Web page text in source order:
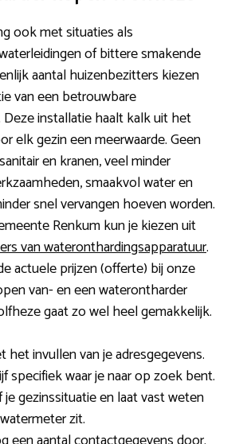
ook met situaties als
of bittere smakende
aantal huizenbezitters kiezen
van een betrouwbare
installatie haalt kalk uit het
elk gezin een meerwaarde. Geen
en kranen, veel minder
smaakvol water en
snel vervangen hoeven worden.
Renkum kun je kiezen uit
van wateronthardingsapparatuur.
actuele prijzen (offerte) bij onze
van- en een waterontharder
gaat zo wel heel gemakkelijk.
het invullen van je adresgegevens.
specifiek waar je naar op zoek bent.
je gezinssituatie en laat vast weten
zit.